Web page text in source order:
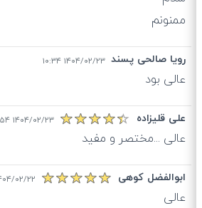
ممنونم
رویا صالحی پسند ۱۴۰۴/۰۲/۲۳ ۱۰:۳۴
عالی بود
علی قلیزاده ۱۴۰۴/۰۲/۲۳ ۰۹:۵۴
عالی ...مختصر و مفید
ابوالفضل کوهی ۱۴۰۴/۰۲/۲۲ ۲۳:۰۶
عالی